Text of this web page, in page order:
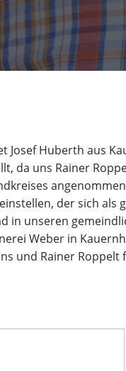
Josef Huberth aus
da uns Rainer
der sich als
in unseren
Weber in
und Rainer